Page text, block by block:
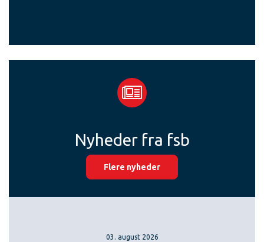
Nyheder fra fsb
Flere nyheder
03. august 2026